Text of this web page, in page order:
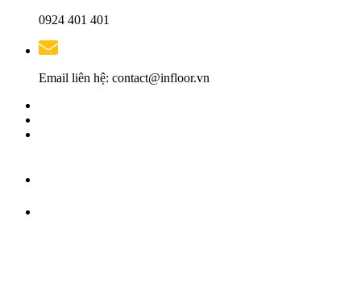
0924 401 401
Email liên hệ: contact@infloor.vn